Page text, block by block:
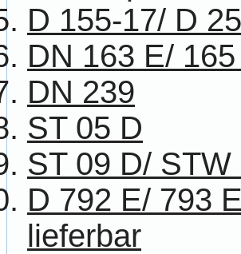
D 155-17/ D
DN 163 E/
DN 239
ST 05 D
ST 09 D/ STW
D 792 E/ 793
lieferbar